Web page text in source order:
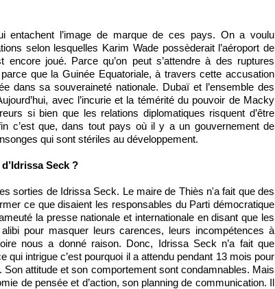
entachent l’image de marque de ces pays. On a voulu
selon lesquelles Karim Wade possèderait l’aéroport de
joué. Parce qu’on peut s’attendre à des ruptures
que la Guinée Equatoriale, à travers cette accusation
dans sa souveraineté nationale. Dubaï et l’ensemble des
avec l’incurie et la témérité du pouvoir de Macky
si bien que les relations diplomatiques risquent d’être
c’est que, dans tout pays où il y a un gouvernement de
qui sont stériles au développement.
Seck ?
sorties de Idrissa Seck. Le maire de Thiès n'a fait que des
ce que disaient les responsables du Parti démocratique
la presse nationale et internationale en disant que les
pour masquer leurs carences, leurs incompétences à
nous a donné raison. Donc, Idrissa Seck n’a fait que
intrigue c’est pourquoi il a attendu pendant 13 mois pour
attitude et son comportement sont condamnables. Mais
de pensée et d’action, son planning de communication. Il